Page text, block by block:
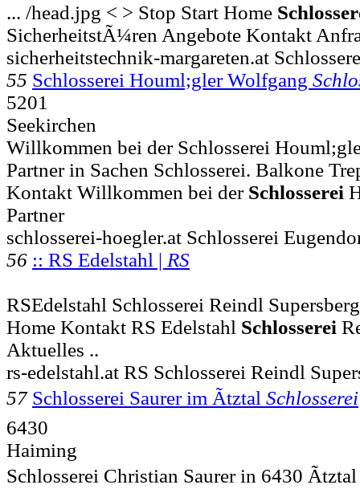
... /head.jpg < > Stop Start Home
SicherheitstÃ¼ren Angebote Kontakt
sicherheitstechnik-margareten.at
55 Schlosserei Houml;gler Wolfgang
5201
Seekirchen
Willkommen bei der Schlosserei
Partner in Sachen Schlosserei. Balkone
Kontakt Willkommen bei der Schlosserei
Partner
schlosserei-hoegler.at Schlosserei
56 :: RS Edelstahl | RS
RSEdelstahl Schlosserei Reindl
Home Kontakt RS Edelstahl Schlosserei
Aktuelles ..
rs-edelstahl.at RS Schlosserei Reindl
57 Schlosserei Saurer im Ãtztal Schlosserei
6430
Haiming
Schlosserei Christian Saurer in 6430